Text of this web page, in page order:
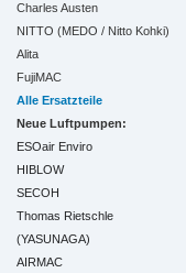
Charles Austen
NITTO (MEDO / Nitto Kohki)
Alita
FujiMAC
Alle Ersatzteile
Neue Luftpumpen:
ESOair Enviro
HIBLOW
SECOH
Thomas Rietschle
(YASUNAGA)
AIRMAC